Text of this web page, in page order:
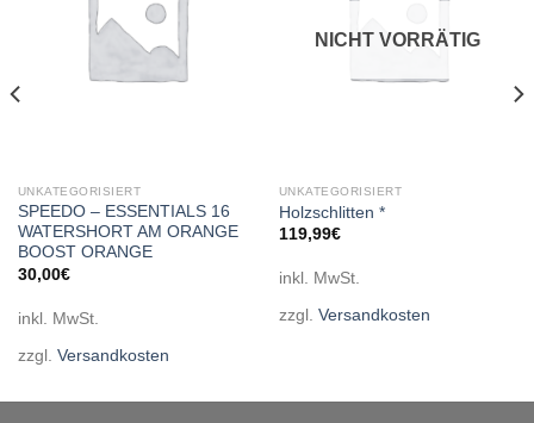
UNKATEGORISIERT
SPEEDO – ESSENTIALS 16
WATERSHORT AM ORANGE
BOOST ORANGE
30,00€
inkl. MwSt.
zzgl. Versandkosten
NICHT VORRÄTIG
UNKATEGORISIERT
Holzschlitten *
119,99€
inkl. MwSt.
zzgl. Versandkosten